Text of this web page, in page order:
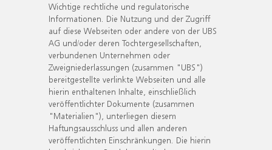
Wichtige rechtliche und regulatorische
Informationen. Die Nutzung und der Zugriff
auf diese Webseiten oder andere von der UBS
AG und/oder deren Tochtergesellschaften,
verbundenen Unternehmen oder
Zweigniederlassungen (zusammen "UBS")
bereitgestellte verlinkte Webseiten und alle
hierin enthaltenen Inhalte, einschließlich
veröffentlichter Dokumente (zusammen
"Materialien"), unterliegen diesem
Haftungsausschluss und allen anderen
veröffentlichten Einschränkungen. Die hierin